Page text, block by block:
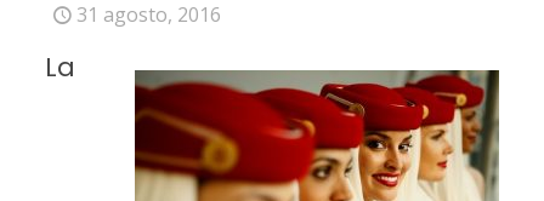
31 agosto, 2016
La